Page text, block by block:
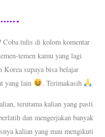
Coba tulis di kolom komentar
temen kamu yang lagi
Korea supaya bisa belajar
yang lain
. Terimakasih
terutama kalian yang pasti
dan mengerjakan banyak
kalian yang mau mengikuti